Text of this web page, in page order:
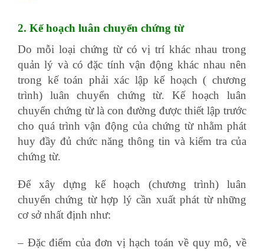
2. Kế hoạch luân chuyển chứng từ
Do mỗi loại chứng từ có vị trí khác nhau trong
quản lý và có đặc tính vận động khác nhau nên
trong kế toán phải xác lập kế hoạch ( chương
trình) luân chuyển chứng từ. Kế hoạch luân
chuyển chứng từ là con đường được thiết lập trước
cho quá trình vận động của chứng từ nhằm phát
huy đầy đủ chức năng thông tin và kiểm tra của
chứng từ.
Để xây dựng kế hoạch (chương trình) luân
chuyển chứng từ hợp lý cần xuất phát từ những
cơ sở nhất định như:
– Đặc điểm của đơn vị hạch toán về quy mô, về